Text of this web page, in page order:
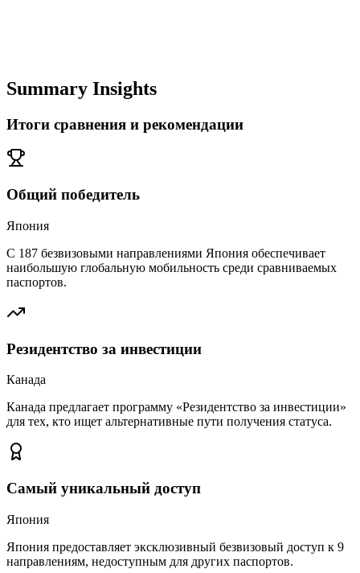
Summary Insights
Итоги сравнения и рекомендации
Общий победитель
Япония
С 187 безвизовыми направлениями Япония обеспечивает
наибольшую глобальную мобильность среди сравниваемых
паспортов.
Резидентство за инвестиции
Канада
Канада предлагает программу «Резидентство за инвестиции»
для тех, кто ищет альтернативные пути получения статуса.
Самый уникальный доступ
Япония
Япония предоставляет эксклюзивный безвизовый доступ к 9
направлениям, недоступным для других паспортов.